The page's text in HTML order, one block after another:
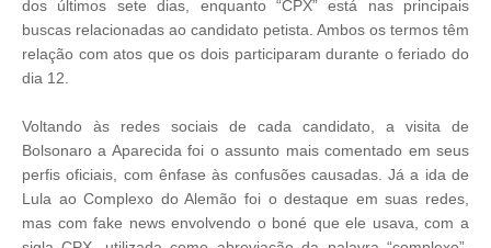
dos últimos sete dias, enquanto “CPX” está nas principais
buscas relacionadas ao candidato petista. Ambos os termos têm
relação com atos que os dois participaram durante o feriado do
dia 12.
Voltando às redes sociais de cada candidato, a visita de
Bolsonaro a Aparecida foi o assunto mais comentado em seus
perfis oficiais, com ênfase às confusões causadas. Já a ida de
Lula ao Complexo do Alemão foi o destaque em suas redes,
mas com fake news envolvendo o boné que ele usava, com a